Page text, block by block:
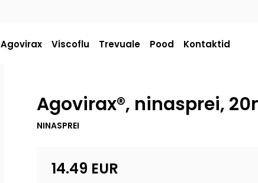
Agovirax Viscoflu Trevuale Pood Kontaktid
Agovirax®, ninasprei,
NINASPREI
14.49 EUR